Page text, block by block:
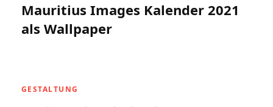
Mauritius Images Kalender 2021
als Wallpaper
GESTALTUNG